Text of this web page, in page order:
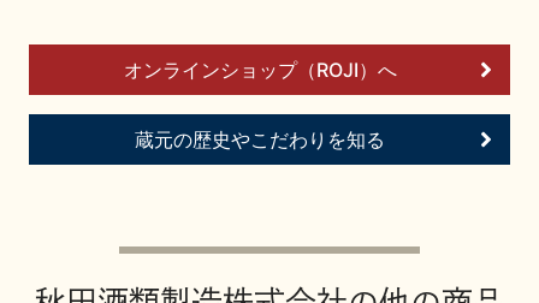
地酒蔵元会WEB展示会 地酒蔵元会利酒会
地酒蔵元会とは
オンラインショップ（ROJI）へ
蔵元の歴史やこだわりを知る